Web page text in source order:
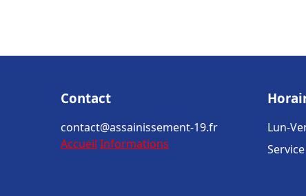
Contact
contact@assainissement-19.fr
Accueil Informations
Lun-